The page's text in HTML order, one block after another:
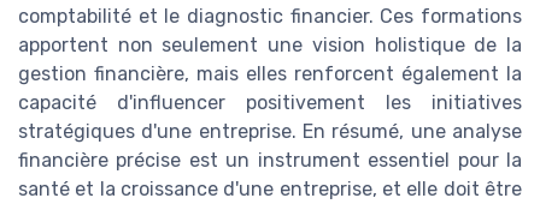
comptabilité et le diagnostic financier. Ces formations
apportent non seulement une vision holistique de la
gestion financière, mais elles renforcent également la
capacité d'influencer positivement les initiatives
stratégiques d'une entreprise. En résumé, une analyse
financière précise est un instrument essentiel pour la
santé et la croissance d'une entreprise, et elle doit être